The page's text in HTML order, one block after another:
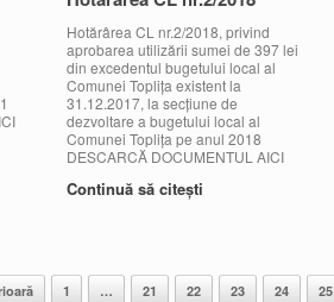
Hotărârea CL nr.2/2018, privind
aprobarea utilizării sumei de 397 lei
din excedentul bugetului local al
Comunei Toplița existent la
31.12.2017, la secțiune de
dezvoltare a bugetului local al
Comunei Toplița pe anul 2018
DESCARCĂ DOCUMENTUL AICI
Continuă să citești
1 … 21 22 23 24 25